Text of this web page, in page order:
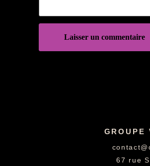
GROUPE
67 rue